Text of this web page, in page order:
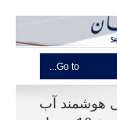
Go to...
هوشمند آب